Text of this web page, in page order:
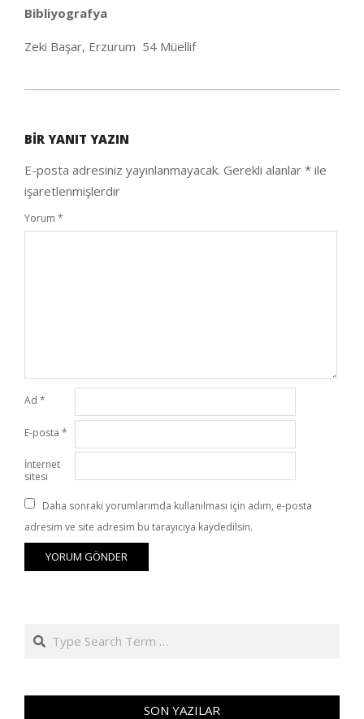
Bibliyografya
Zeki Başar, Erzurum 54 Müellif
23
BIR YANIT YAZIN
E-posta adresiniz yayınlanmayacak. Gerekli alanlar * ile
işaretlenmişlerdir
Yorum *
Ad *
E-posta *
İnternet
sitesi
Daha sonraki yorumlarımda kullanılması için adım, e-posta
adresim ve site adresim bu tarayıcıya kaydedilsin.
Search
SON YAZILAR